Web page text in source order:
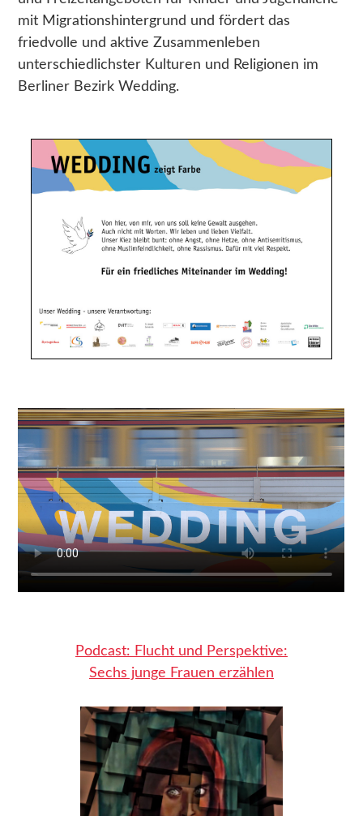
Uzimatele Kenia
Peace Cathedral Tbilisi
WIR GESTALTEN e.V.
Kinderschutz
GESTALTEN Vorgestellt
– Patenschaften - AUF!leben – Zukunft ist jetzt
– Integration als dialogischer Prozess
– Kiezpatenschaften für Flüchtlingskinder
– Greta, Malala & Co
– Begleitforschungsprojekt PERSPEKTIVWECHSEL
– Banat Acher Zaman – die Mädchen von heute
– Tanzprojekt Sinfonie der Großstadt 2.0. Was uns
bewegt
– Projekt ROCKe(i)T-Rallye
– HIER – Herkunft, Identität, Entdeckung (von)
AKTUELLES
mit Migrationshintergrund und fördert das
friedvolle und aktive Zusammenleben
unterschiedlichster Kulturen und Religionen im
Berliner Bezirk Wedding.
Podcast: Flucht und Perspektive:
Sechs junge Frauen erzählen